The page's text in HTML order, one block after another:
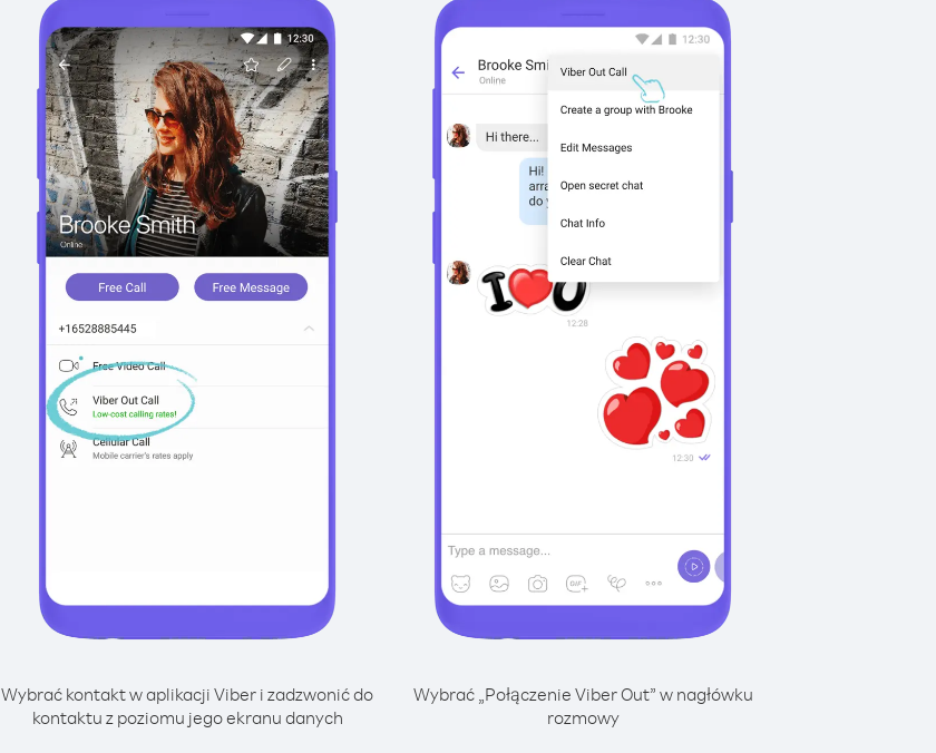
Wybrać kontakt w aplikacji Viber i zadzwonić do
kontaktu z poziomu jego ekranu danych
Wybrać „Połączenie Viber Out” w nagłówku
rozmowy